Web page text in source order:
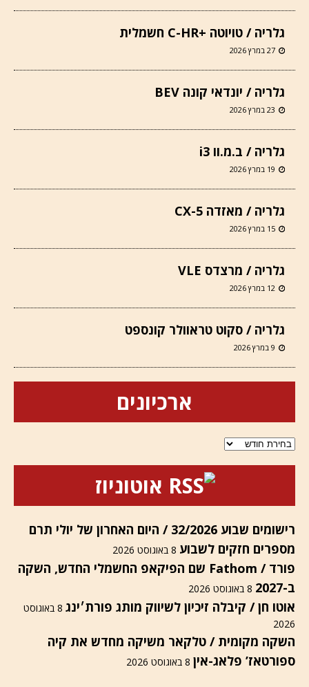
גלריה / טויוטה +C-HR חשמלית
27 במרץ 2026
גלריה / יונדאי קונה BEV
23 במרץ 2026
גלריה / ב.מ.וו i3
19 במרץ 2026
גלריה / מאזדה CX-5
15 במרץ 2026
גלריה / מרצדס VLE
12 במרץ 2026
גלריה / סקוט טראוולר קונספט
9 במרץ 2026
ארכיונים
ארכיונים
אוטוניוז
רישומים שבוע 32/2026 / היום האחרון של יולי תרם
מספרים חזקים לשבוע 8 באוגוסט 2026
פורד / Fathom שם הפיקאפ החשמלי החדש, השקה
ב-2027
8 באוגוסט 2026
אוטו חן / קיבלה זיכיון לשיווק מותג פורת׳ינג
8 באוגוסט
2026
השקה מקומית / טלקאר משיקה מחדש את קיה
ספורטאז’ פלאג-אין 8 באוגוסט 2026